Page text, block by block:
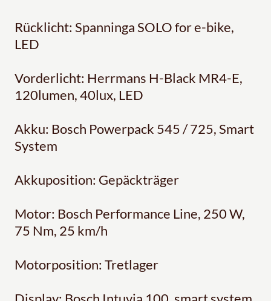
Rücklicht: Spanninga SOLO for e-bike,
LED
Vorderlicht: Herrmans H-Black MR4-E,
120lumen, 40lux, LED
Akku: Bosch Powerpack 545 / 725, Smart
System
Akkuposition: Gepäckträger
Motor: Bosch Performance Line, 250 W,
75 Nm, 25 km/h
Motorposition: Tretlager